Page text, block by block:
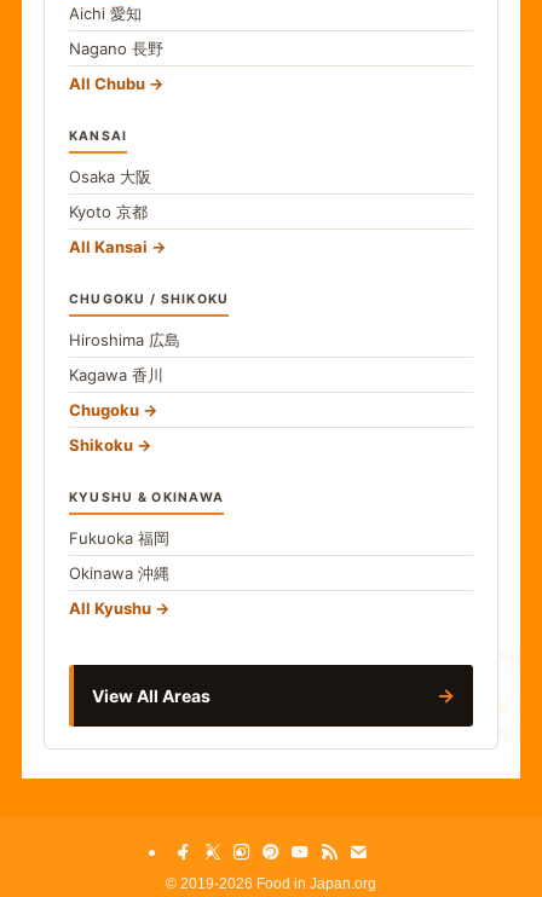
食
Aichi 愛知
Nagano 長野
All Chubu
KANSAI
Osaka 大阪
Kyoto 京都
All Kansai
CHUGOKU / SHIKOKU
Hiroshima 広島
Kagawa 香川
Chugoku
Shikoku
KYUSHU & OKINAWA
Fukuoka 福岡
Okinawa 沖縄
All Kyushu
View All Areas →
© 2019-2026 Food in Japan.org